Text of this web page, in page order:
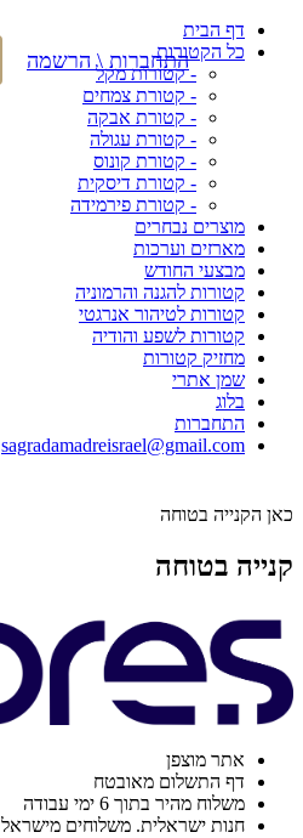
דף הבית
כל הקטורות
- קטורות מקל
- קטורת צמחים
- קטורת אבקה
- קטורת עגולה
- קטורת קונוס
- קטורת דיסקית
- קטורת פירמידה
מוצרים נבחרים
מארזים וערכות
מבצעי החודש
קטורות להגנה והרמוניה
קטורות לטיהור אנרגטי
קטורות לשפע והודיה
מחזיק קטורות
שמן אתרי
בלוג
התחברות
sagradamadreisrael@gmail.com
כאן הקנייה בטוחה
קנייה בטוחה
אתר מוצפן
דף התשלום מאובטח
משלוח מהיר בתוך 6 ימי עבודה
חנות ישראלית. משלוחים מישראל
התחברות \ הרשמה